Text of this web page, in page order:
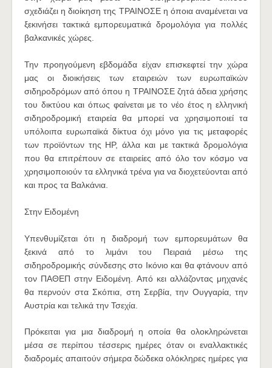
σχεδιάζει η διοίκηση της ΤΡΑΙΝΟΣΕ η όποια αναμένεται να
ξεκινήσει τακτικά εμπορευματικά δρομολόγια για πολλές
βαλκανικές χώρες.
Την προηγούμενη εβδομάδα είχαν επισκεφτεί την χώρα
μας οι διοικήσεις των εταιρειών των ευρωπαϊκών
σιδηροδρόμων από όπου η ΤΡΑΙΝΟΣΕ ζητά άδεια χρήσης
του δικτύου και όπως φαίνεται με το νέο έτος η ελληνική
σιδηροδρομική εταιρεία θα μπορεί να χρησιμοποιεί τα
υπόλοιπα ευρωπαϊκά δίκτυα όχι μόνο για τις μεταφορές
των προϊόντων της HP, άλλα και με τακτικά δρομολόγια
που θα επιτρέπουν σε εταιρείες από όλο τον κόσμο να
χρησιμοποιούν τα ελληνικά τρένα για να διοχετεύονται από
και προς τα Βαλκάνια.
Στην Ειδομένη
Υπενθυμίζεται ότι η διαδρομή των εμπορευμάτων θα
ξεκινά από το λιμάνι του Πειραιά μέσω της
σιδηροδρομικής σύνδεσης στο Ικόνιο και θα φτάνουν από
τον ΠΑΘΕΠ στην Ειδομένη. Από κει αλλάζοντας μηχανές
θα περνούν στα Σκόπια, στη Σερβία, την Ουγγαρία, την
Αυστρία και τελικά την Τσεχία.
Πρόκειται για μια διαδρομή η οποία θα ολοκληρώνεται
μέσα σε περίπου τέσσερις ημέρες όταν οι εναλλακτικές
διαδρομές απαιτούν σήμερα δώδεκα ολόκληρες ημέρες για